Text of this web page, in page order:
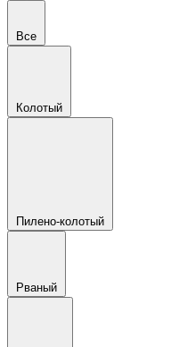
Все
Колотый
Пилено-колотый
Рваный